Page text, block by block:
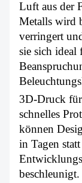
Luft aus der
Metalls wird
verringert
sie sich
3D-Druck
schnelles
können
in Tagen
beschleunigt.